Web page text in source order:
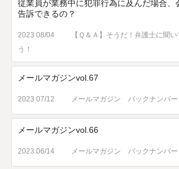
従業員が業務中に犯罪行為に及んだ場合、
告訴できるの？
2023 08/04
【Ｑ＆Ａ】そうだ！弁護士に聞い
う！
メールマガジンvol.67
2023 07/12 メールマガジン バックナンバー
メールマガジンvol.66
2023 06/14 メールマガジン バックナンバー